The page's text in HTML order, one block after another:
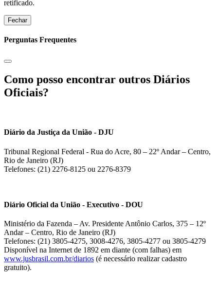
retificado.
Fechar
Perguntas Frequentes
Como posso encontrar outros Diários
Oficiais?
Diário da Justiça da União - DJU
Tribunal Regional Federal - Rua do Acre, 80 – 22º Andar – Centro,
Rio de Janeiro (RJ)
Telefones: (21) 2276-8125 ou 2276-8379
Diário Oficial da União - Executivo - DOU
Ministério da Fazenda – Av. Presidente Antônio Carlos, 375 – 12º
Andar – Centro, Rio de Janeiro (RJ)
Telefones: (21) 3805-4275, 3008-4276, 3805-4277 ou 3805-4279
Disponível na Internet de 1892 em diante (com falhas) em
www.jusbrasil.com.br/diarios (é necessário realizar cadastro
gratuito).